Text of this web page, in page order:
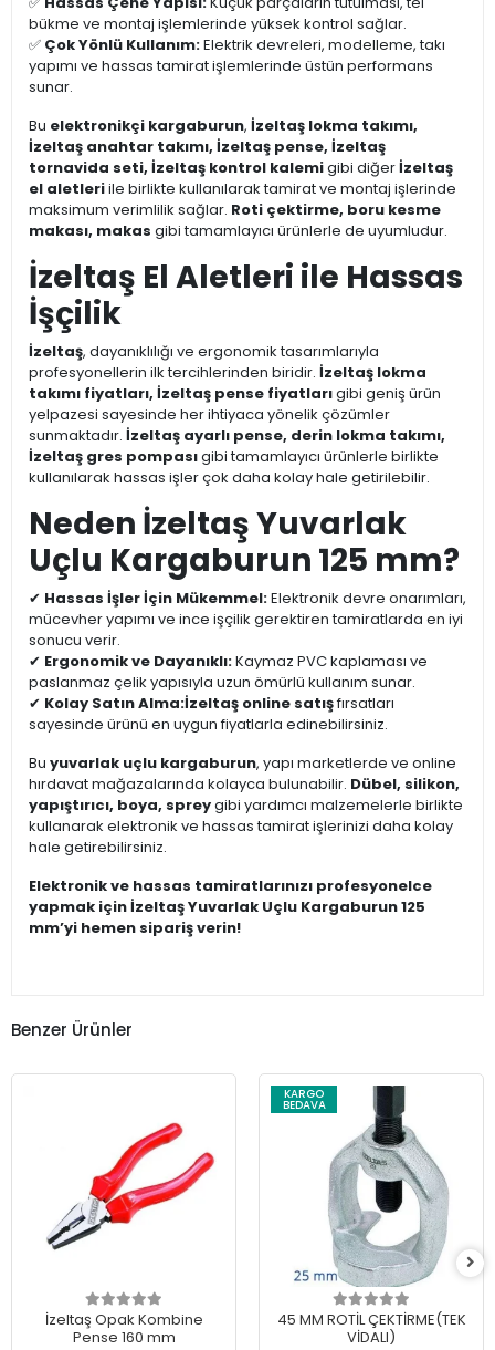
bükme ve montaj işlemlerinde yüksek kontrol sağlar.
✅ Çok Yönlü Kullanım:Elektrik devreleri, modelleme, takı
yapımı ve hassas tamirat işlemlerinde üstün performans
sunar.
Bu elektronikçi kargaburun, İzeltaş lokma takımı,
İzeltaş anahtar takımı, İzeltaş pense, İzeltaş
tornavida seti, İzeltaş kontrol kalemigibi diğerİzeltaş
el aletleriile birlikte kullanılarak tamirat ve montaj işlerinde
maksimum verimlilik sağlar. Roti çektirme, boru kesme
makası, makas gibi tamamlayıcı ürünlerle de uyumludur.
İzeltaş El Aletleri ile Hassas
İşçilik
İzeltaş, dayanıklılığı ve ergonomik tasarımlarıyla
profesyonellerin ilk tercihlerinden biridir. İzeltaş lokma
takımı fiyatları, İzeltaş pense fiyatlarıgibi geniş ürün
yelpazesi sayesinde her ihtiyaca yönelik çözümler
sunmaktadır. İzeltaş ayarlı pense, derin lokma takımı,
İzeltaş gres pompasıgibi tamamlayıcı ürünlerle birlikte
kullanılarak hassas işler çok daha kolay hale getirilebilir.
Neden İzeltaş Yuvarlak
Uçlu Kargaburun 125 mm?
✔ Hassas İşler İçin Mükemmel:Elektronik devre onarımları,
mücevher yapımı ve ince işçilik gerektiren tamiratlarda en iyi
sonucu verir.
✔ Ergonomik ve Dayanıklı:Kaymaz PVC kaplaması ve
paslanmaz çelik yapısıyla uzun ömürlü kullanım sunar.
✔ Kolay Satın Alma:İzeltaş online satışfırsatları
sayesinde ürünü en uygun fiyatlarla edinebilirsiniz.
Bu yuvarlak uçlu kargaburun, yapı marketlerde ve online
hırdavat mağazalarında kolayca bulunabilir. Dübel, silikon,
yapıştırıcı, boya, spreygibi yardımcı malzemelerle birlikte
kullanarak elektronik ve hassas tamirat işlerinizi daha kolay
hale getirebilirsiniz.
Elektronik ve hassas tamiratlarınızı profesyonelce
yapmak için İzeltaş Yuvarlak Uçlu Kargaburun 125
mm’yi hemen sipariş verin!
Benzer Ürünler
İzeltaş Opak Kombine
Pense 160 mm
KARGO
BEDAVA
45 MM ROTİL ÇEKTİRME(TEK
VİDALI)